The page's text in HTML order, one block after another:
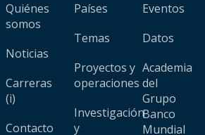
Quiénes
somos
Noticias
Carreras
(i)
Contacto
Países
Temas
Proyectos y
operaciones
Investigación
y
Eventos
Datos
Academia
del
Grupo
Banco
Mundial